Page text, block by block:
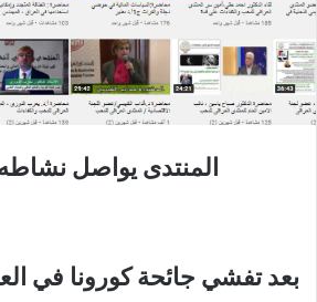
المنتدى يواصل
بعد تفشي جائحة كورونا في